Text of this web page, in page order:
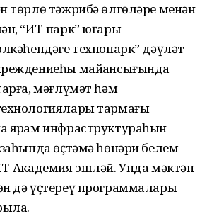
төрлө тәжрибә өлгөләре менән
“ИТ-парк” юғары
технопарк” дәүләт
майҙансығында
мәғлүмәт һәм
тармағы
ярҙам инфраструктураһын
өҫтәмә һөнәри белем
Академия эшләй. Унда мәктәп
дә үҫтереү программалары